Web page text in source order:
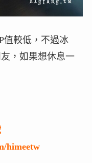
值較低，不過冰
，如果想休息一
himeetw